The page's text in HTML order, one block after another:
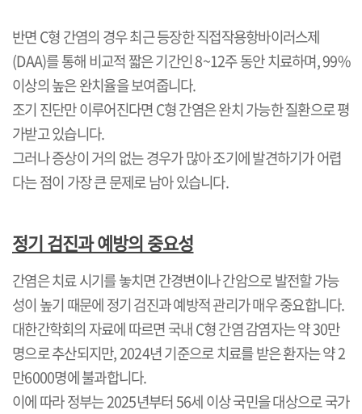
반면C형 간염의 경우 최근 등장한 직접작용항바이러스제
(DAA)를 통해 비교적 짧은 기간인8~12주 동안 치료하며, 99%
이상의 높은 완치율을 보여줍니다.
조기 진단만 이루어진다면C형 간염은 완치 가능한 질환으로 평
가받고 있습니다.
그러나 증상이 거의 없는 경우가 많아 조기에 발견하기가 어렵
다는 점이 가장 큰 문제로 남아 있습니다.
정기 검진과 예방의 중요성
간염은 치료 시기를 놓치면 간경변이나 간암으로 발전할 가능
성이 높기 때문에 정기 검진과 예방적 관리가 매우 중요합니다.
대한간학회의 자료에 따르면 국내C형 간염 감염자는 약30만
명으로 추산되지만, 2024년 기준으로 치료를 받은 환자는 약2
만6000명에 불과합니다.
이에 따라 정부는2025년부터56세 이상 국민을 대상으로 국가